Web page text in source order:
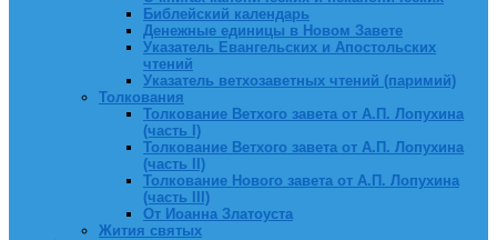
Библейский календарь
Денежные единицы в Новом Завете
Указатель Евангельских и Апостольских
чтений
Указатель ветхозаветных чтений (паримий)
Толкования
Толкование Ветхого завета от А.П. Лопухина
(часть I)
Толкование Ветхого завета от А.П. Лопухина
(часть II)
Толкование Нового завета от А.П. Лопухина
(часть III)
От Иоанна Златоуста
Жития святых